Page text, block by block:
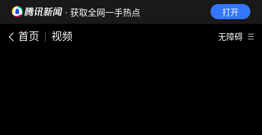
· 获取全网一手热点 打开
首页 视频 无障碍